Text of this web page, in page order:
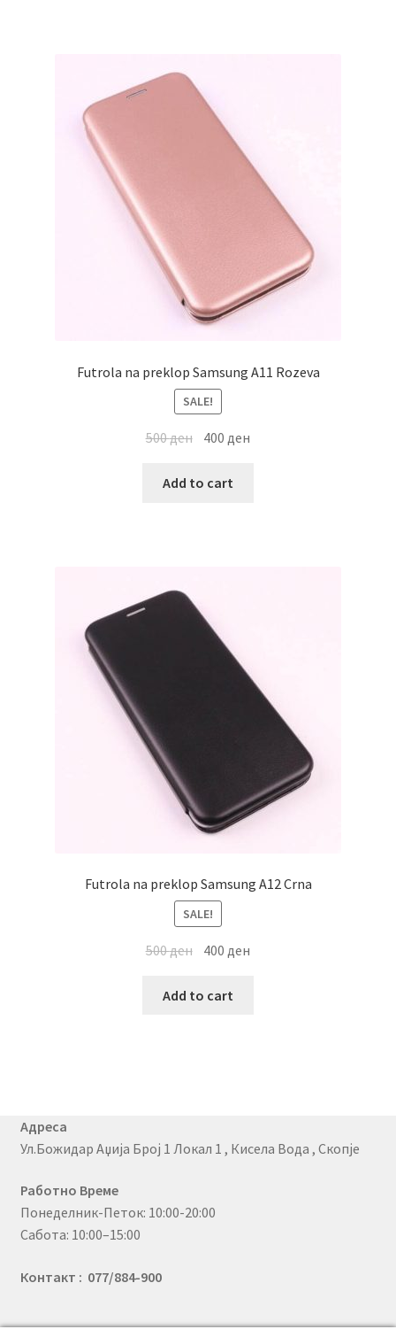
Futrola na preklop Samsung A11 Rozeva
SALE!
500ден 400ден
Add to cart
Futrola na preklop Samsung A12 Crna
SALE!
500ден 400 ден
Add to cart
Адреса
Ул.Божидар Аџија Број 1 Локал 1 , Кисела Вода , Скопје
Работно Време
Понеделник-Петок: 10:00-20:00
Сабота: 10:00–15:00
Контакт : 077/884-900